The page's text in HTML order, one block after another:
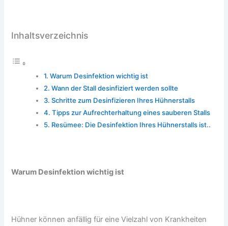
Inhaltsverzeichnis
Warum Desinfektion wichtig ist
Wann der Stall desinfiziert werden sollte
Schritte zum Desinfizieren Ihres Hühnerstalls
Tipps zur Aufrechterhaltung eines sauberen Stalls
Resümee: Die Desinfektion Ihres Hühnerstalls ist..
Warum Desinfektion wichtig ist
Hühner können anfällig für eine Vielzahl von Krankheiten